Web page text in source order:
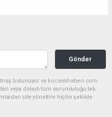
Gönder
bulunuyor ve kocaelihaberi.com
veya dolaylı tüm sorumluluğu tek
site yönetimi hiçbir şekilde